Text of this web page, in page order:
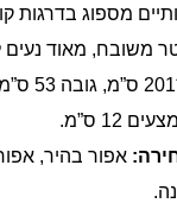
מספוג בדרגות
משובח, מאוד נעים
12 ס”מ.
אפור בהיר,